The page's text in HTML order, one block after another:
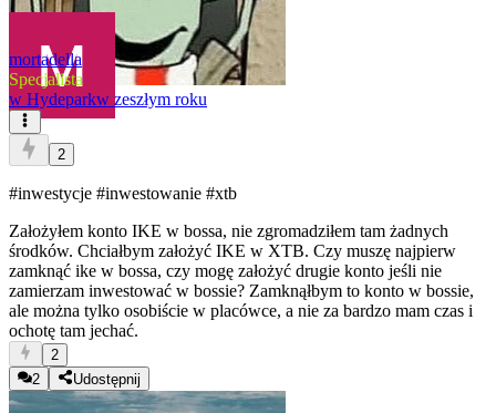
mortadella
Specjalista
w Hydeparkw zeszłym roku
2
#inwestycje #inwestowanie #xtb
Założyłem konto IKE w bossa, nie zgromadziłem tam żadnych
środków. Chciałbym założyć IKE w XTB. Czy muszę najpierw
zamknąć ike w bossa, czy mogę założyć drugie konto jeśli nie
zamierzam inwestować w bossie? Zamknąłbym to konto w bossie,
ale można tylko osobiście w placówce, a nie za bardzo mam czas i
ochotę tam jechać.
2
2
Udostępnij